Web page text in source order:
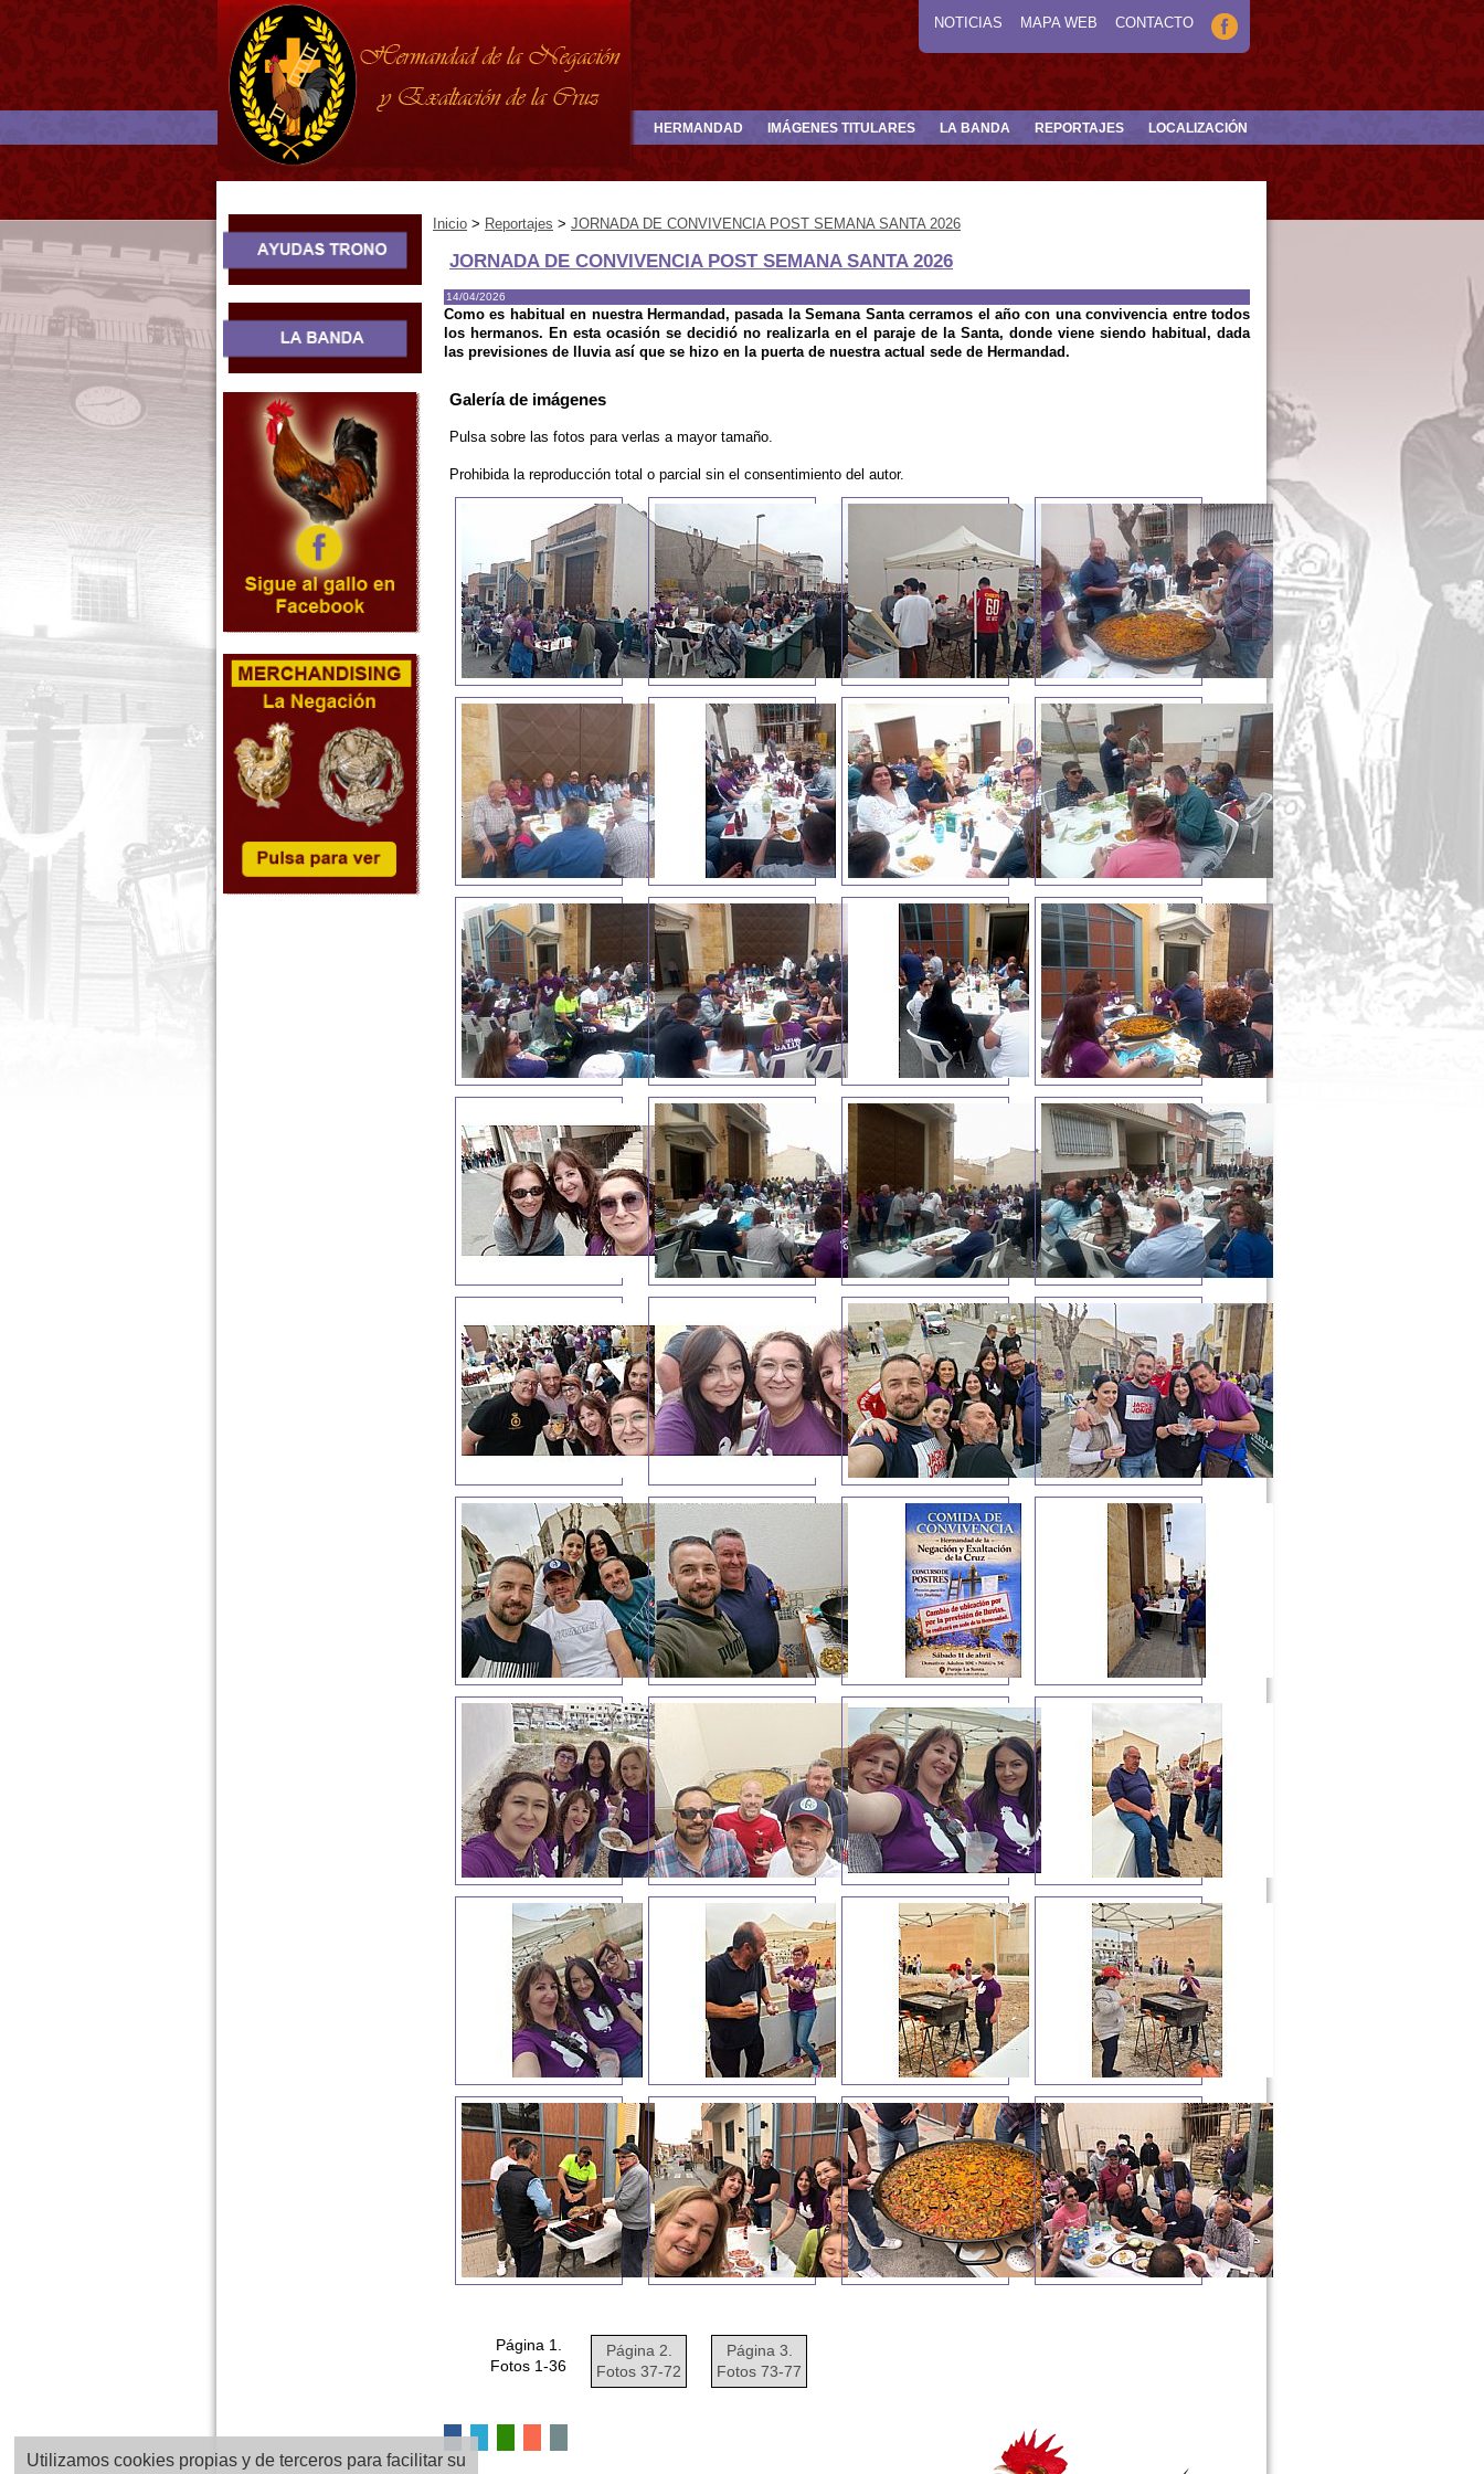
NOTICIAS MAPA WEB CONTACTO
HERMANDAD IMÁGENES TITULARES LA BANDA REPORTAJES LOCALIZACIÓN
Inicio > Reportajes > JORNADA DE CONVIVENCIA POST SEMANA SANTA 2026
JORNADA DE CONVIVENCIA POST SEMANA SANTA 2026
14/04/2026
Como es habitual en nuestra Hermandad, pasada la Semana Santa cerramos el año con una convivencia entre todos
los hermanos. En esta ocasión se decidió no realizarla en el paraje de la Santa, donde viene siendo habitual, dada
las previsiones de lluvia así que se hizo en la puerta de nuestra actual sede de Hermandad.
Galería de imágenes
Pulsa sobre las fotos para verlas a mayor tamaño.
Prohibida la reproducción total o parcial sin el consentimiento del autor.
Página 1.
Fotos 1-36
Página 2.
Fotos 37-72
Página 3.
Fotos 73-77
Utilizamos cookies propias y de terceros para facilitar su